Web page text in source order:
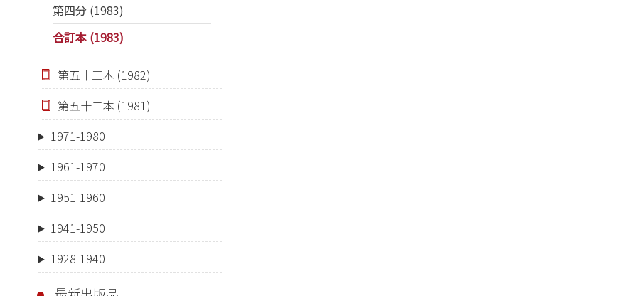
第四分 (1983)
合訂本 (1983)
第五十三本 (1982)
第五十二本 (1981)
1971-1980
1961-1970
1951-1960
1941-1950
1928-1940